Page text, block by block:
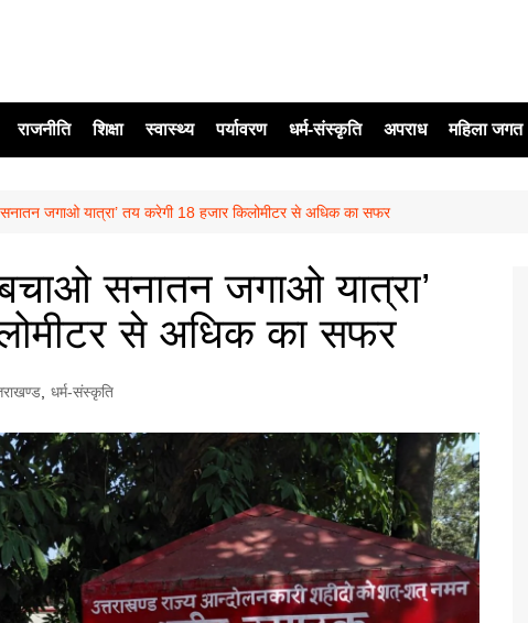
राजनीति शिक्षा स्वास्थ्य पर्यावरण धर्म-संस्कृति अपराध महिला जगत
सनातन जगाओ यात्रा’ तय करेगी 18 हजार किलोमीटर से अधिक का सफर
बचाओ सनातन जगाओ यात्रा’
से अधिक का सफर
धर्म-संस्कृति